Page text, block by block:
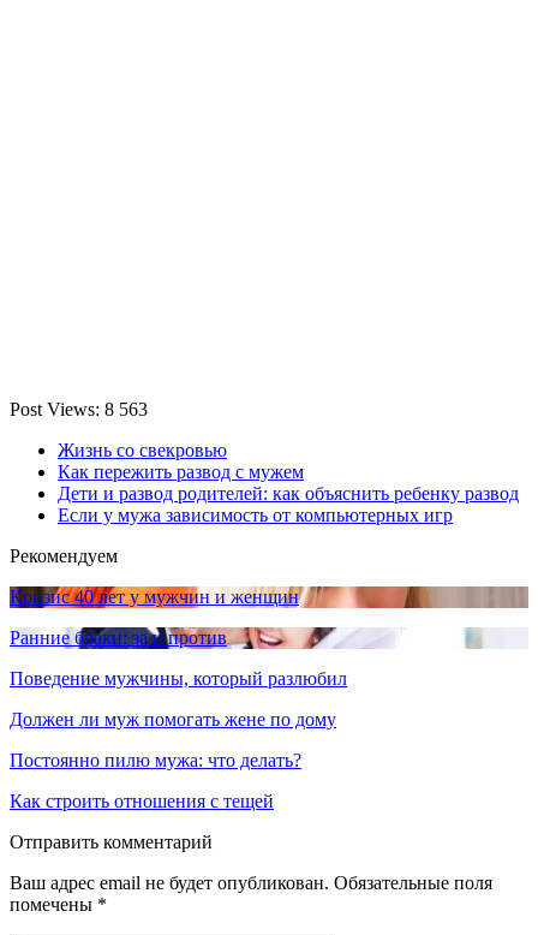
Post Views: 8 563
Жизнь со свекровью
Как пережить развод с мужем
Дети и развод родителей: как объяснить ребенку развод
Если у мужа зависимость от компьютерных игр
Рекомендуем
Кризис 40 лет у мужчин и женщин
Ранние браки: за и против
Поведение мужчины, который разлюбил
Должен ли муж помогать жене по дому
Постоянно пилю мужа: что делать?
Как строить отношения с тещей
Отправить комментарий
Ваш адрес email не будет опубликован. Обязательные поля
помечены *